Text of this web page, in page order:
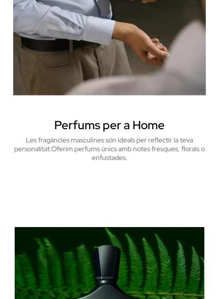
Perfums per a Home
Les fragàncies masculines són ideals per reflectir la teva
personalitat.Oferim perfums únics amb notes fresques, florals o
enfustades.